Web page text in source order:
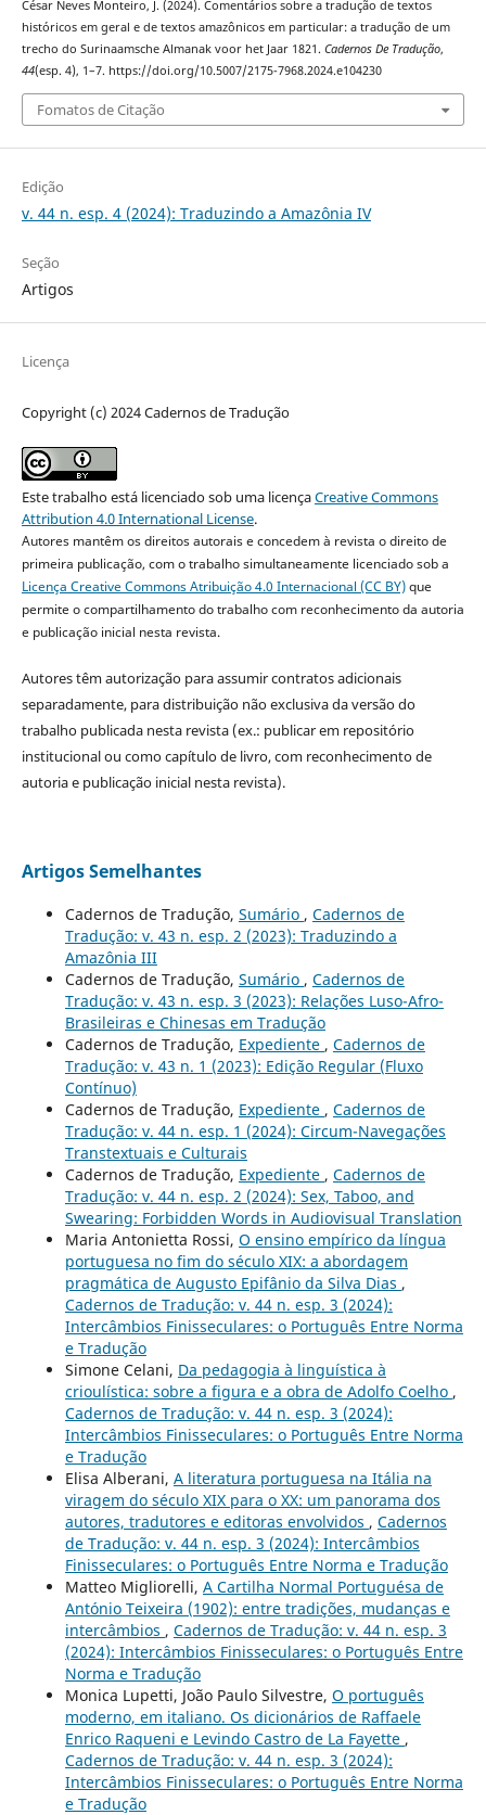
César Neves Monteiro, J. (2024). Comentários sobre a tradução de textos
históricos em geral e de textos amazônicos em particular: a tradução de um
trecho do Surinaamsche Almanak voor het Jaar 1821. Cadernos De Tradução,
44(esp. 4), 1–7. https://doi.org/10.5007/2175-7968.2024.e104230
Fomatos de Citação
Edição
v. 44 n. esp. 4 (2024): Traduzindo a Amazônia IV
Seção
Artigos
Licença
Copyright (c) 2024 Cadernos de Tradução
Este trabalho está licenciado sob uma licençaCreative Commons
Attribution 4.0 International License.
Autores mantêm os direitos autorais e concedem à revista o direito de
primeira publicação, com o trabalho simultaneamente licenciado sob a
Licença Creative Commons Atribuição 4.0 Internacional (CC BY)que
permite o compartilhamento do trabalho com reconhecimento da autoria
e publicação inicial nesta revista.
Autores têm autorização para assumir contratos adicionais
separadamente, para distribuição não exclusiva da versão do
trabalho publicada nesta revista (ex.: publicar em repositório
institucional ou como capítulo de livro, com reconhecimento de
autoria e publicação inicial nesta revista).
Artigos Semelhantes
Cadernos de Tradução, Sumário , Cadernos de
Tradução: v. 43 n. esp. 2 (2023): Traduzindo a
Amazônia III
Cadernos de Tradução, Sumário , Cadernos de
Tradução: v. 43 n. esp. 3 (2023): Relações Luso-Afro-
Brasileiras e Chinesas em Tradução
Cadernos de Tradução, Expediente , Cadernos de
Tradução: v. 43 n. 1 (2023): Edição Regular (Fluxo
Contínuo)
Cadernos de Tradução, Expediente , Cadernos de
Tradução: v. 44 n. esp. 1 (2024): Circum-Navegações
Transtextuais e Culturais
Cadernos de Tradução, Expediente , Cadernos de
Tradução: v. 44 n. esp. 2 (2024): Sex, Taboo, and
Swearing: Forbidden Words in Audiovisual Translation
Maria Antonietta Rossi, O ensino empírico da língua
portuguesa no fim do século XIX: a abordagem
pragmática de Augusto Epifânio da Silva Dias ,
Cadernos de Tradução: v. 44 n. esp. 3 (2024):
Intercâmbios Finisseculares: o Português Entre Norma
e Tradução
Simone Celani, Da pedagogia à linguística à
crioulística: sobre a figura e a obra de Adolfo Coelho ,
Cadernos de Tradução: v. 44 n. esp. 3 (2024):
Intercâmbios Finisseculares: o Português Entre Norma
e Tradução
Elisa Alberani, A literatura portuguesa na Itália na
viragem do século XIX para o XX: um panorama dos
autores, tradutores e editoras envolvidos , Cadernos
de Tradução: v. 44 n. esp. 3 (2024): Intercâmbios
Finisseculares: o Português Entre Norma e Tradução
Matteo Migliorelli, A Cartilha Normal Portuguésa de
António Teixeira (1902): entre tradições, mudanças e
intercâmbios , Cadernos de Tradução: v. 44 n. esp. 3
(2024): Intercâmbios Finisseculares: o Português Entre
Norma e Tradução
Monica Lupetti, João Paulo Silvestre, O português
moderno, em italiano. Os dicionários de Raffaele
Enrico Raqueni e Levindo Castro de La Fayette ,
Cadernos de Tradução: v. 44 n. esp. 3 (2024):
Intercâmbios Finisseculares: o Português Entre Norma
e Tradução